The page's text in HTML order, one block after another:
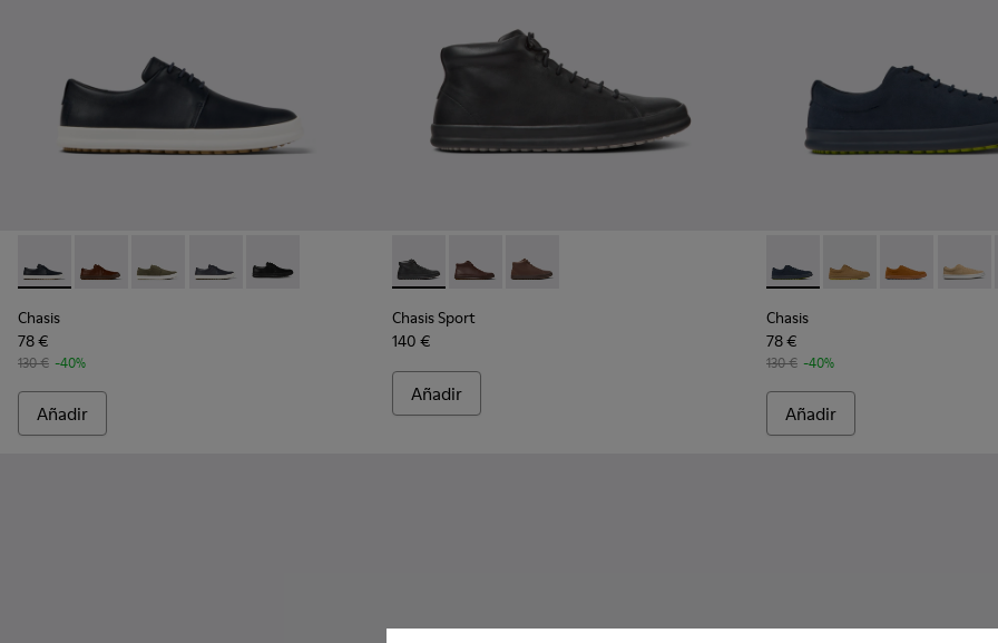
Chasis - K100836-018 - Blue
Chasis - K100836-016 - Zapatos de piel marrón para hombre.
Chasis - K100836-013 - Zapatos verdes de nobuk para hombre
Chasis - K100836-011 - Zapatos de piel azules para hombre.
Chasis - K100836-001 - Zapatos de piel negros para hombre.
Chasis
78 €
130 € -40%
Añadir
Chasis Sport - K300236-004 - Botines de piel negros para hombre.
Chasis Sport - K300236-022 - Botines de piel marrones para hombre.
Chasis Sport - K300236-012 - Botín marrón para hombre
Chasis Sport
140 €
Añadir
Chasis - K100373-040 -
Chasis - K100373-
Chasis -
Chasis
78 €
130 € -40%
Añadir